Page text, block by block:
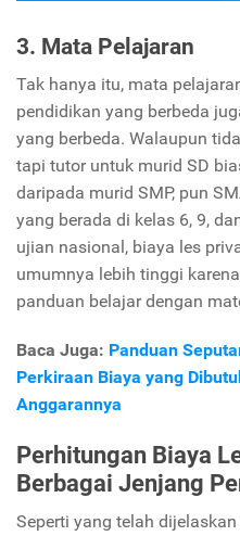
3. Mata Pelajaran
Tak hanya itu, mata
pendidikan yang berbeda
yang berbeda. Walaupun
tapi tutor untuk murid SD
daripada murid SMP, pun
yang berada di kelas 6, 9,
ujian nasional, biaya les
umumnya lebih tinggi
panduan belajar dengan
Baca Juga: Panduan
Perkiraan Biaya yang
Anggarannya
Perhitungan Biaya
Berbagai Jenjang
Seperti yang telah